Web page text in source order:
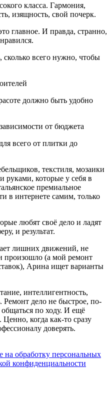
класса. Гармония,
изящность, свой почерк.
главное. И правда, странно,
всего нужно, чтобы
должно быть удобно
от бюджета
всего от плитки до
текстиля, мозаики
руками, которые у себя в
премиальное
в интернете самим, только
любят своё дело и ладят
и результат.
лишних движений, не
произошло (а мой ремонт
Арина ищет варианты
интеллигентность,
Ремонт дело не быстрое, по-
по ходу. И ещё
когда как-то сразу
доверять.
на обработку персональных
конфиденциальности